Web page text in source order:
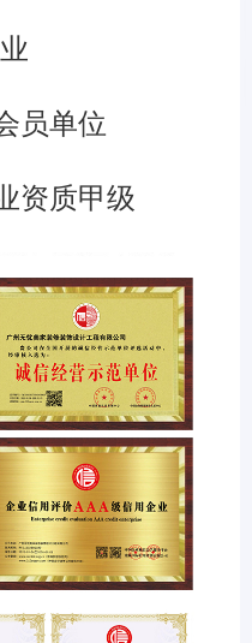
员单位
资质甲级